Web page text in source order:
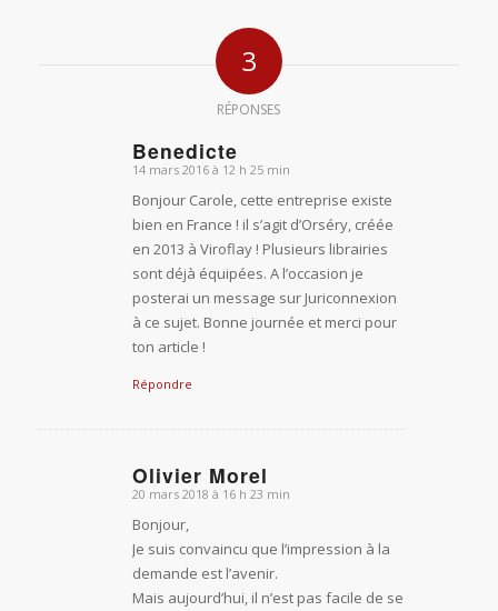
3
RÉPONSES
Benedicte
dit
14 mars 2016 à 12 h 25 min
Bonjour Carole, cette entreprise existe
bien en France ! il s’agit d’Orséry, créée
en 2013 à Viroflay ! Plusieurs librairies
sont déjà équipées. A l’occasion je
posterai un message sur Juriconnexion
à ce sujet. Bonne journée et merci pour
ton article !
Répondre
Olivier Morel
dit
20 mars 2018 à 16 h 23 min
Bonjour,
Je suis convaincu que l’impression à la
demande est l’avenir.
Mais aujourd’hui, il n’est pas facile de se